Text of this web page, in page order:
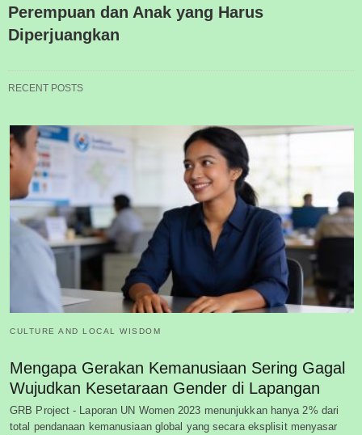
Perempuan dan Anak yang Harus
Diperjuangkan
RECENT POSTS
CULTURE AND LOCAL WISDOM
Mengapa Gerakan Kemanusiaan Sering Gagal
Wujudkan Kesetaraan Gender di Lapangan
GRB Project - Laporan UN Women 2023 menunjukkan hanya 2% dari
total pendanaan kemanusiaan global yang secara eksplisit menyasar